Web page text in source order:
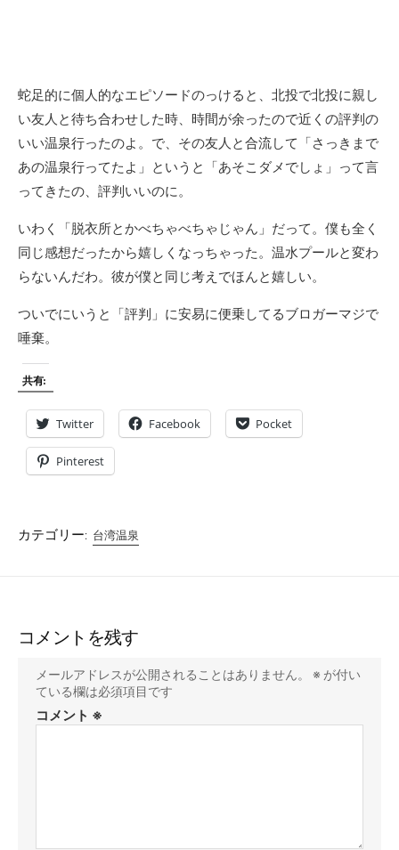
蛇足的に個人的なエピソードのっけると、北投で北投に親し
い友人と待ち合わせした時、時間が余ったので近くの評判の
いい温泉行ったのよ。で、その友人と合流して「さっきまで
あの温泉行ってたよ」というと「あそこダメでしょ」って言
ってきたの、評判いいのに。
いわく「脱衣所とかべちゃべちゃじゃん」だって。僕も全く
同じ感想だったから嬉しくなっちゃった。温水プールと変わ
らないんだわ。彼が僕と同じ考えでほんと嬉しい。
ついでにいうと「評判」に安易に便乗してるブロガーマジで
唾棄。
共有:
Twitter Facebook Pocket
Pinterest
カテゴリー: 台湾温泉
コメントを残す
メールアドレスが公開されることはありません。 ※ が付い
ている欄は必須項目です
コメント ※